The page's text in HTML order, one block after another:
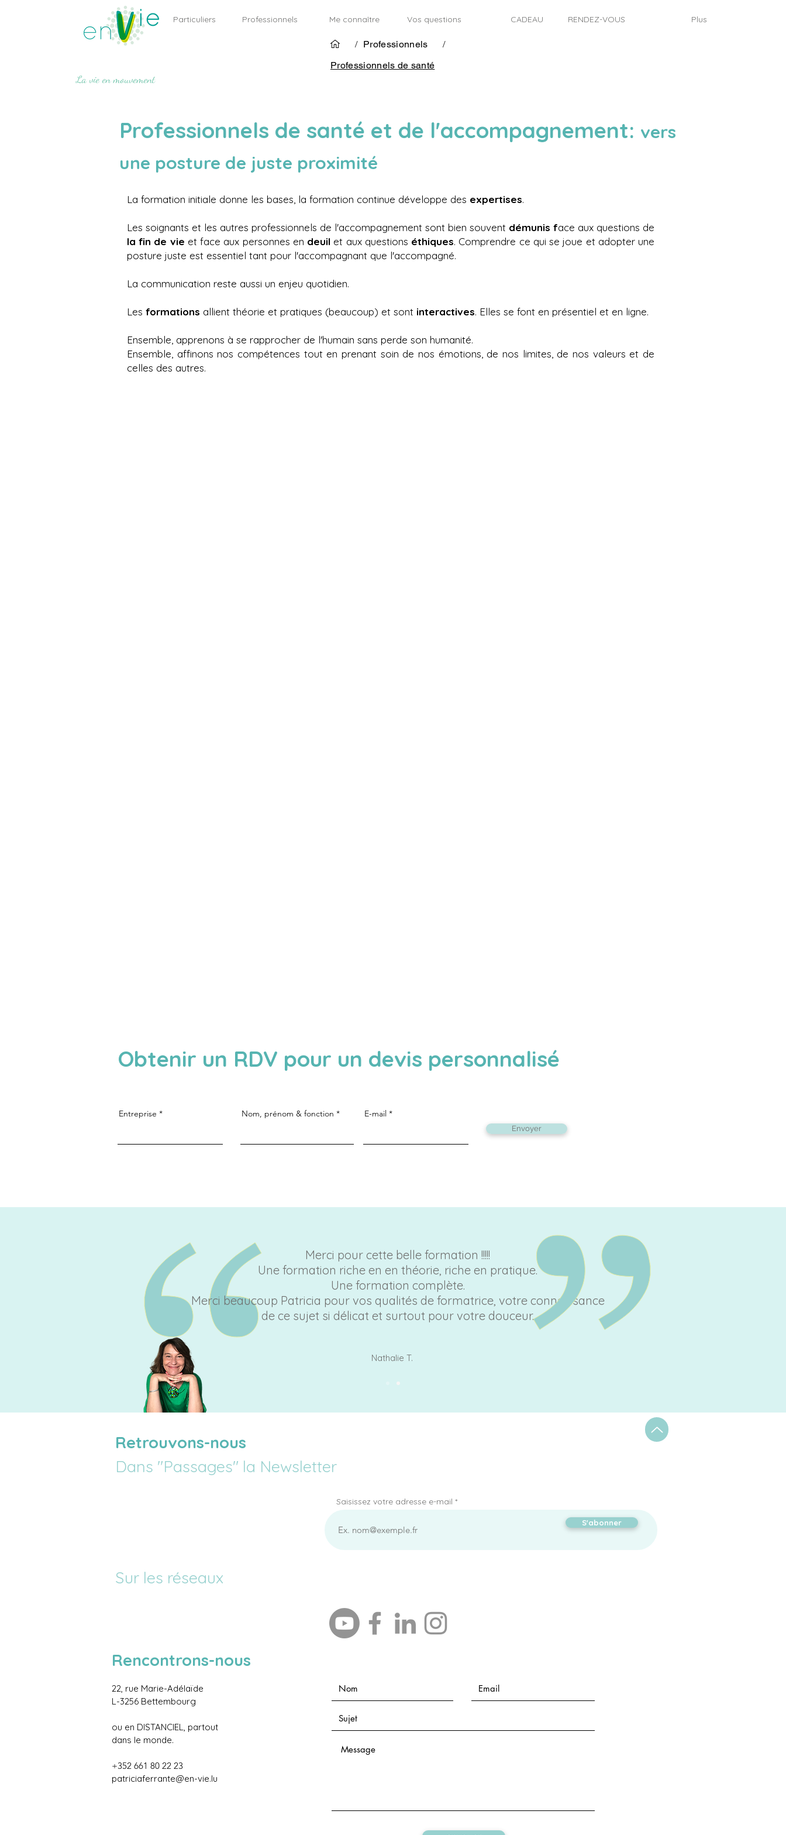
Particuliers Professionnels Me connaître Vos questions CADEAU RENDEZ-VOUS Plus
/ Professionnels
/
Professionnels de santé
La vie en mouvement
Professionnels de santé et de l'accompagnement: vers
une posture de juste proximité
La formation initiale donne les bases, la formation continue développe des expertises.
Les soignants et les autres professionnels de l'accompagnement sont bien souvent démunis face aux questions de
la fin de vie et face aux personnes en deuil et aux questions éthiques. Comprendre ce qui se joue et adopter une
posture juste est essentiel tant pour l'accompagnant que l'accompagné.
La communication reste aussi un enjeu quotidien.
Les formations allient théorie et pratiques (beaucoup) et sont interactives. Elles se font en présentiel et en ligne.
Ensemble, apprenons à se rapprocher de l'humain sans perde son humanité.
Ensemble, affinons nos compétences tout en prenant soin de nos émotions, de nos limites, de nos valeurs et de
celles des autres.
Obtenir un RDV pour un devis personnalisé
Entreprise Nom, prénom & fonction E-mail
Envoyer
Merci pour cette belle formation !!!!!
Une formation riche en en théorie, riche en pratique.
Une formation complète.
Merci beaucoup Patricia pour vos qualités de formatrice, votre connaissance
de ce sujet si délicat et surtout pour votre douceur.
Nathalie T.
Retrouvons-nous
Dans "Passages" la Newsletter
Sur les réseaux
Saisissez votre adresse e-mail
S'abonner
Rencontrons-nous
22, rue Marie-Adélaïde
L-3256 Bettembourg
ou en DISTANCIEL, partout
dans le monde.
+352 661 80 22 23
patriciaferrante@en-vie.lu